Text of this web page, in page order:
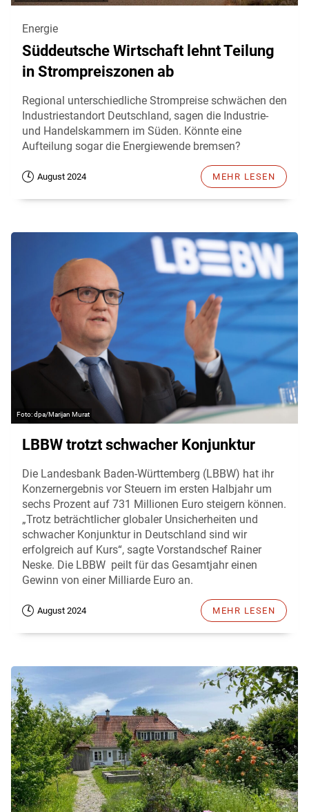
Energie
Süddeutsche Wirtschaft lehnt Teilung
in Strompreiszonen ab
Regional unterschiedliche Strompreise schwächen den
Industriestandort Deutschland, sagen die Industrie-
und Handelskammern im Süden. Könnte eine
Aufteilung sogar die Energiewende bremsen?
August 2024 MEHR LESEN
dpa/Marijan Murat
LBBW trotzt schwacher Konjunktur
Die Landesbank Baden-Württemberg (LBBW) hat ihr
Konzernergebnis vor Steuern im ersten Halbjahr um
sechs Prozent auf 731 Millionen Euro steigern können.
„Trotz beträchtlicher globaler Unsicherheiten und
schwacher Konjunktur in Deutschland sind wir
erfolgreich auf Kurs“, sagte Vorstandschef Rainer
Neske. Die LBBW peilt für das Gesamtjahr einen
Gewinn von einer Milliarde Euro an.
August 2024 MEHR LESEN